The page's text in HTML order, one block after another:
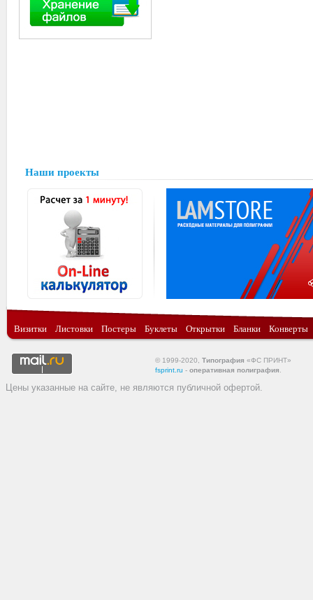
Наши проекты
Визитки Листовки Постеры Буклеты Открытки Бланки Конверты
© 1999-2020, Типография «ФС ПРИНТ»
fsprint.ru - оперативная полиграфия
Цены указанные на сайте, не являются публичной офертой.